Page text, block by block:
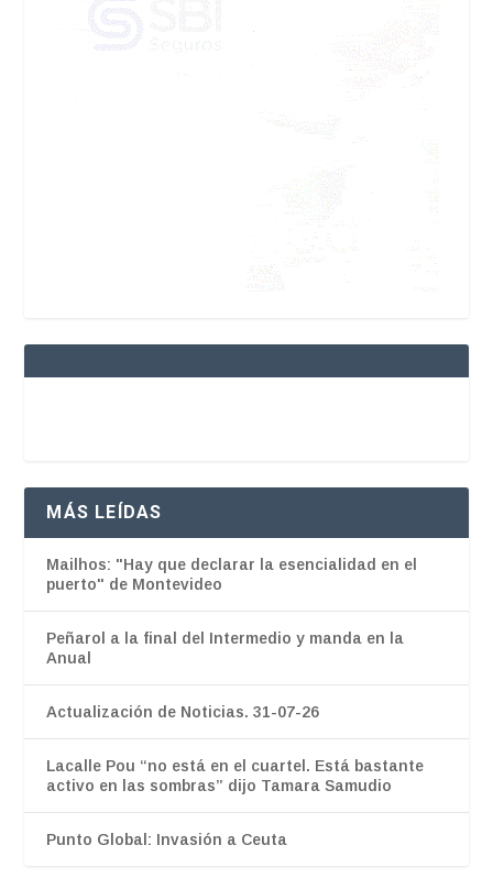
MÁS LEÍDAS
Mailhos: "Hay que declarar la esencialidad en el
puerto" de Montevideo
Peñarol a la final del Intermedio y manda en la
Anual
Actualización de Noticias. 31-07-26
Lacalle Pou “no está en el cuartel. Está bastante
activo en las sombras” dijo Tamara Samudio
Punto Global: Invasión a Ceuta